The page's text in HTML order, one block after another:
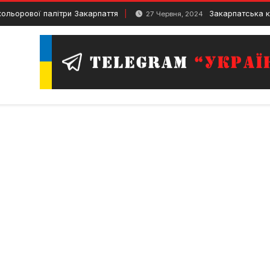
палітри Закарпаття 27 Червня, 2024 Закарпатська кухня: